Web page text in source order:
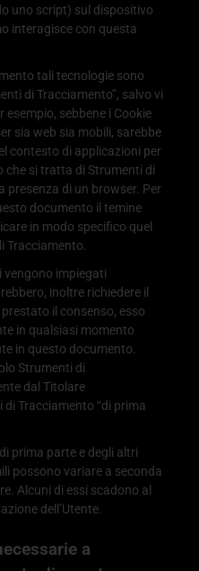
uno script) sul dispositivo
interagisce con questa
tali tecnologie sono
di Tracciamento”, salvo vi
sebbene i Cookie
sia web sia mobili, sarebbe
contesto di applicazioni per
che si tratta di Strumenti di
presenza di un browser. Per
documento il temine
in modo specifico quel
Tracciamento.
vengono impiegati
inoltre richiedere il
prestato il consenso, esso
in qualsiasi momento
in questo documento.
Strumenti di
dal Titolare
Tracciamento “di prima
prima parte e degli altri
possono variare a seconda
Alcuni di essi scadono al
dell’Utente.
a